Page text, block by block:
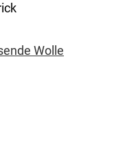
Wolle